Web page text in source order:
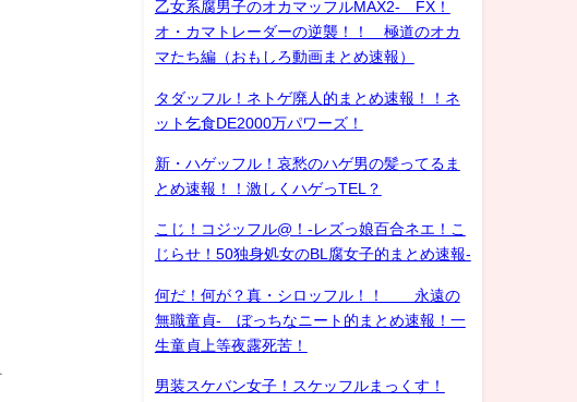
乙女系腐男子のオカマッフルMAX2- FX！
オ・カマトレーダーの逆襲！！ 極道のオカ
マたち編（おもしろ動画まとめ速報）
タダッフル！ネトゲ廃人的まとめ速報！！ネ
ット乞食DE2000万パワーズ！
新・ハゲッフル！哀愁のハゲ男の髪ってるま
とめ速報！！激しくハゲっTEL？
こじ！コジッフル@！-レズっ娘百合ネエ！こ
じらせ！50独身処女のBL腐女子的まとめ速報-
何だ！何が？真・シロッフル！！ 永遠の
無職童貞- ぼっちなニート的まとめ速報！一
生童貞上等夜露死苦！
男装スケバン女子！スケッフルまっくす！